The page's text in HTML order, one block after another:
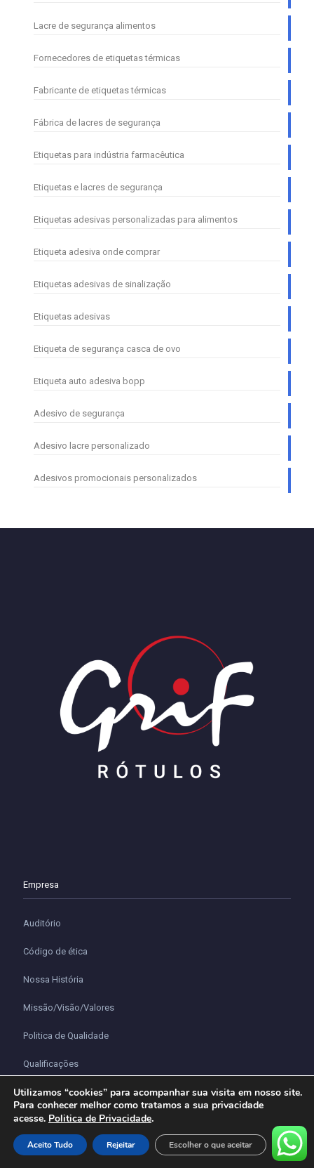
Lacre de segurança alimentos
Fornecedores de etiquetas térmicas
Fabricante de etiquetas térmicas
Fábrica de lacres de segurança
Etiquetas para indústria farmacêutica
Etiquetas e lacres de segurança
Etiquetas adesivas personalizadas para alimentos
Etiqueta adesiva onde comprar
Etiquetas adesivas de sinalização
Etiquetas adesivas
Etiqueta de segurança casca de ovo
Etiqueta auto adesiva bopp
Adesivo de segurança
Adesivo lacre personalizado
Adesivos promocionais personalizados
Empresa
Auditório
Código de ética
Nossa História
Missão/Visão/Valores
Politica de Qualidade
Qualificações
Orçamentos
Política de Privacidade
Utilizamos “cookies” para acompanhar sua visita em nosso site.
Para conhecer melhor como tratamos a sua privacidade
acesse. Politica de Privacidade.
Aceito Tudo Rejeitar Escolher o que aceitar